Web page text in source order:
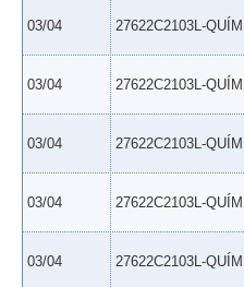
03/04 27622C2103L-
03/04 27622C2103L-
03/04 27622C2103L-
03/04 27622C2103L-
03/04 27622C2103L-